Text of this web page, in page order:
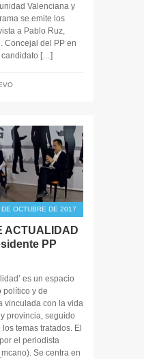
Valenciana y
se emite los
a Pablo Ruz,
Concejal del PP en
candidato […]
DE OCTUBRE DE 2017
ACTUALIDAD
PP
es un espacio
político y de
vinculada con la vida
provincia, seguido
temas tratados. El
el periodista
Se centra en